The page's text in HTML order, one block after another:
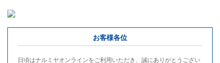
お客様各位
日頃はナルミヤオンラインをご利用いただき、誠にありがとうござい